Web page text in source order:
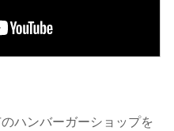
ハンバーガーショップを